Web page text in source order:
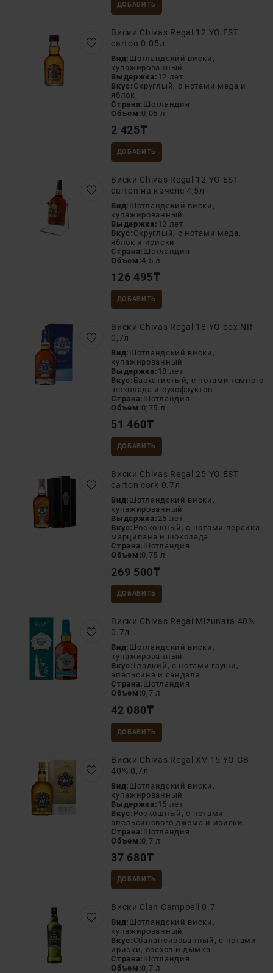
ДОБАВИТЬ
Виски Chivas Regal 12 YO EST
carton 0.05л
Вид: Шотландский виски,
купажированный
Выдержка: 12 лет
Вкус: Округлый, с нотами меда и
яблок
Страна: Шотландия
Объем:0,05 л
2 425₸
ДОБАВИТЬ
Виски Chivas Regal 12 YO EST
carton на качеле 4,5л
Вид: Шотландский виски,
купажированный
Выдержка: 12 лет
Вкус: Округлый, с нотами меда,
яблок и ириски
Страна: Шотландия
Объем:4,5 л
126 495₸
ДОБАВИТЬ
Виски Chivas Regal 18 YO box NR
0,7л
Вид: Шотландский виски,
купажированный
Выдержка: 18 лет
Вкус: Бархатистый, с нотами темного
шоколада и сухофруктов
Страна: Шотландия
Объем:0,75 л
51 460₸
ДОБАВИТЬ
Виски Chivas Regal 25 YO EST
carton cork 0.7л
Вид: Шотландский виски,
купажированный
Выдержка: 25 лет
Вкус: Роскошный, с нотами персика,
марципана и шоколада
Страна: Шотландия
Объем:0,75 л
269 500₸
ДОБАВИТЬ
Виски Chivas Regal Mizunara 40%
0.7л
Вид: Шотландский виски,
купажированный
Вкус: Гладкий, с нотами груши,
апельсина и сандала
Страна: Шотландия
Объем:0,7 л
42 080₸
ДОБАВИТЬ
Виски Chivas Regal XV 15 YO GB
40% 0,7л
Вид: Шотландский виски,
купажированный
Выдержка: 15 лет
Вкус: Роскошный, с нотами
апельсинового джема и ириски
Страна: Шотландия
Объем:0,7 л
37 680₸
ДОБАВИТЬ
Виски Clan Campbell 0.7
Вид: Шотландский виски,
купажированный
Вкус: Сбалансированный, с нотами
ириски, орехов и дымка
Страна: Шотландия
Объем:0,7 л